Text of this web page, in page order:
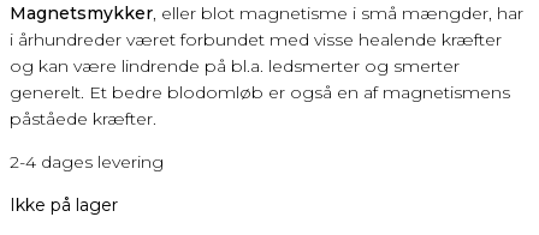
Magnetsmykker , eller blot magnetisme i små mængder, har
i århundreder været forbundet med visse healende kræfter
og kan være lindrende på bl.a. ledsmerter og smerter
generelt. Et bedre blodomløb er også en af magnetismens
påståede kræfter.
2-4 dages levering
Ikke på lager